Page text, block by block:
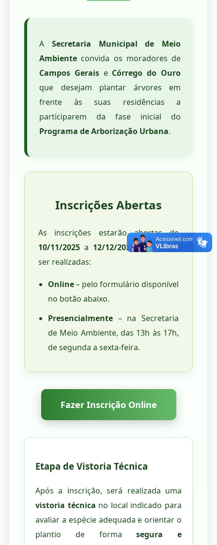
A Secretaria Municipal de Meio
Ambiente convida os moradores de
Campos Geraise Córrego do Ouro
que desejam plantar árvores em
frente às suas residências a
participarem da fase inicial do
Programa de Arborização Urbana.
Inscrições Abertas
As inscrições estarão abertas de
10/11/2025 a 12/12/2025e poderão
ser realizadas:
Online– pelo formulário disponível
no botão abaixo.
Presencialmente – na Secretaria
de Meio Ambiente, das 13h às 17h,
de segunda a sexta-feira.
Fazer Inscrição Online
Etapa de Vistoria Técnica
Após a inscrição, será realizada uma
vistoria técnica no local indicado para
avaliar a espécie adequada e orientar o
plantio de formasegura e